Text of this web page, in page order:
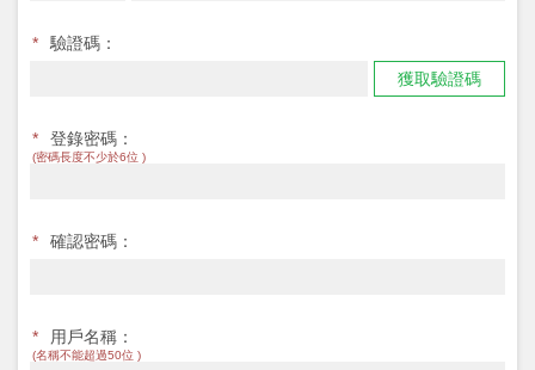
*
驗證碼：
獲取驗證碼
* 登錄密碼：
(密碼長度不少於6位 )
* 確認密碼：
* 用戶名稱：
(名稱不能超過50位 )